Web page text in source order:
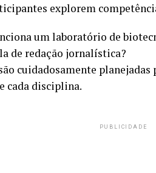
explorem
um laboratório de
de redação jornalística?
cuidadosamente planejadas
cada disciplina.
PUBLICIDADE